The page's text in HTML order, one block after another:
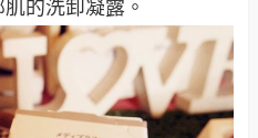
的洗卸凝露。